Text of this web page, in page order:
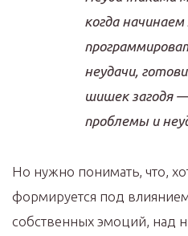
когда
неудачи,
шишек загодя
проблемы и
Но нужно понимать, что,
формируется под
собственных эмоций, над